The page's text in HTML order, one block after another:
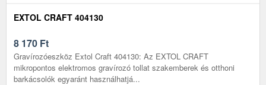
EXTOL CRAFT 404130
8 170 Ft
Gravírozóeszköz Extol Craft 404130: Az EXTOL CRAFT
mikropontos elektromos gravírozó tollat szakemberek és otthoni
barkácsolók egyaránt használhatjá...